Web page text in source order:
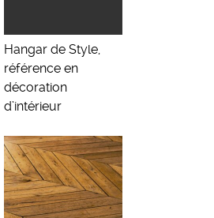
Hangar de Style,
référence en
décoration
d’intérieur